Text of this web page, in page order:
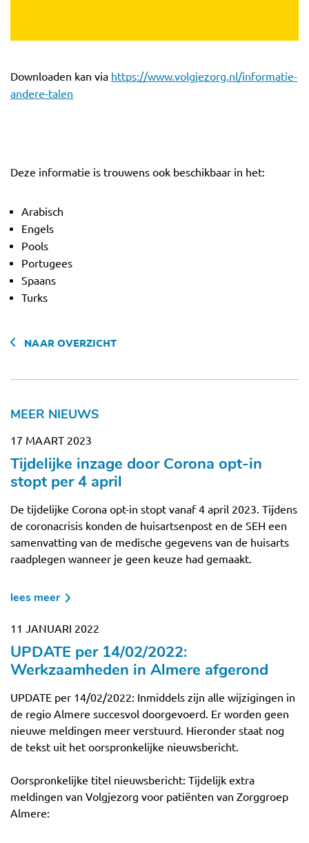
Downloaden kan via https://www.volgjezorg.nl/informatie-
andere-talen
Deze informatie is trouwens ook beschikbaar in het:
Arabisch
Engels
Pools
Portugees
Spaans
Turks
NAAR OVERZICHT
MEER NIEUWS
Tijdelijke inzage door Corona opt-in
stopt per 4 april
17 MAART 2023
De tijdelijke Corona opt-in stopt vanaf 4 april 2023. Tijdens
de coronacrisis konden de huisartsenpost en de SEH een
samenvatting van de medische gegevens van de huisarts
raadplegen wanneer je geen keuze had gemaakt.
lees meerover
inzage
door
corona
in
stopt
per
4
UPDATE per 14/02/2022:
Werkzaamheden in Almere afgerond
11 JANUARI 2022
UPDATE per 14/02/2022: Inmiddels zijn alle wijzigingen in
de regio Almere succesvol doorgevoerd. Er worden geen
nieuwe meldingen meer verstuurd. Hieronder staat nog
de tekst uit het oorspronkelijke nieuwsbericht.
Oorspronkelijke titel nieuwsbericht: Tijdelijk extra
meldingen van Volgjezorg voor patiënten van Zorggroep
Almere: